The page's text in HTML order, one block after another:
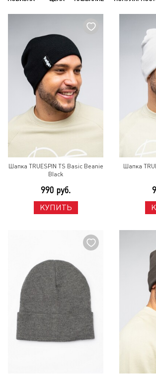
Шапка TRUESPIN TS Basic Beanie
Black
990 руб.
КУПИТЬ
Шапка